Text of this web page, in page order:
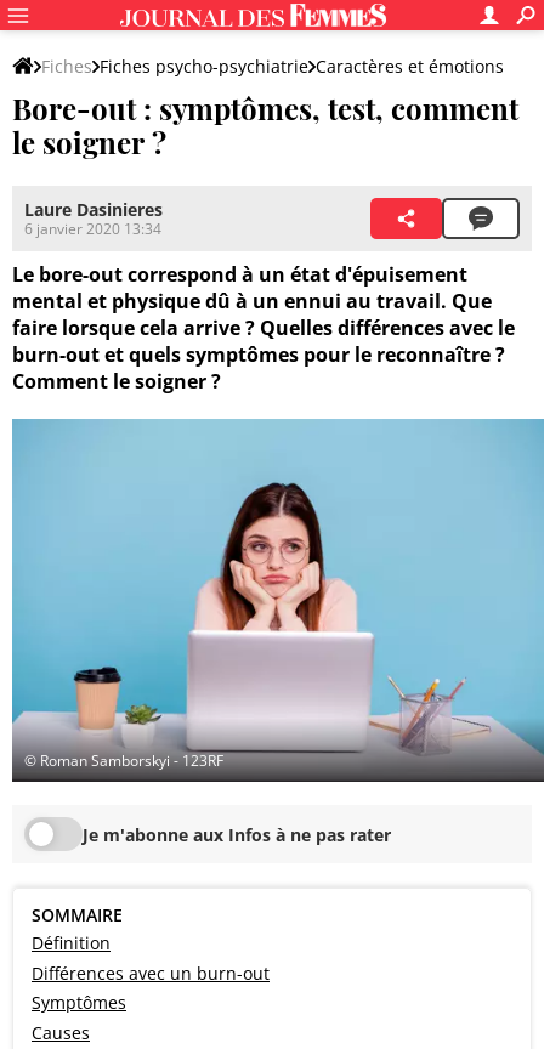
Fiches Fiches psycho-psychiatrie Caractères et émotions
Emotions négatives et souffrances émotionnelles
Bore-out : symptômes, test, comment
le soigner ?
Laure Dasinieres
6 janvier 2020 13:34
Le bore-out correspond à un état d'épuisement
mental et physique dû à un ennui au travail. Que
faire lorsque cela arrive ? Quelles différences avec le
burn-out et quels symptômes pour le reconnaître ?
Comment le soigner ?
© Roman Samborskyi - 123RF
Je m'abonne aux Infos à ne pas rater
SOMMAIRE
Définition
Différences avec un burn-out
Symptômes
Causes